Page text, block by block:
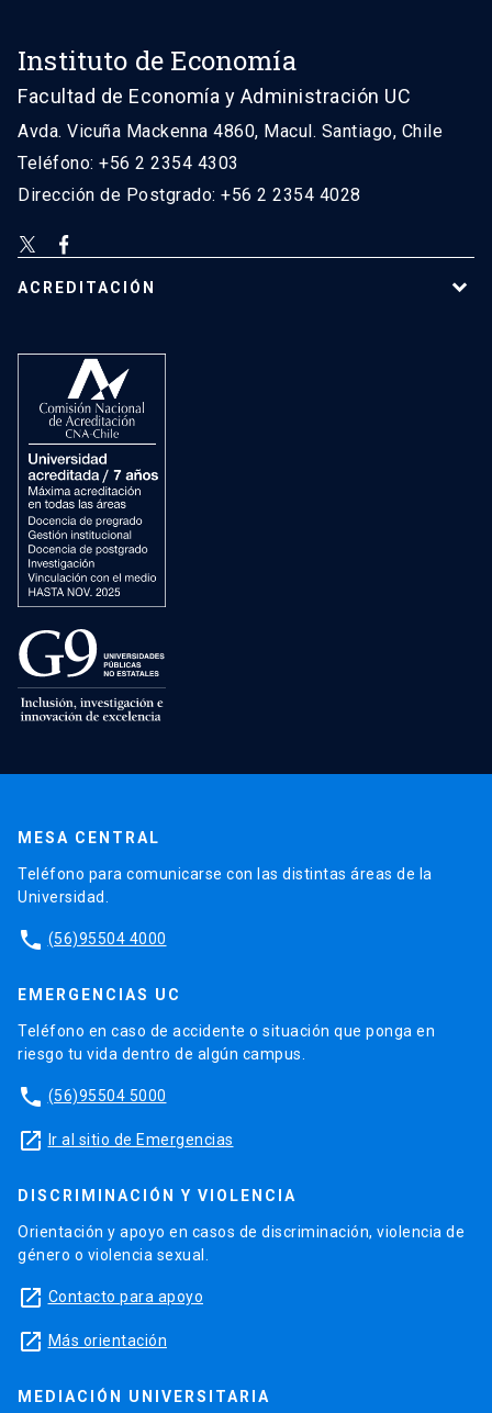
Instituto de Economía
Facultad de Economía y Administración UC
Avda. Vicuña Mackenna 4860, Macul. Santiago, Chile
Teléfono: +56 2 2354 4303
Dirección de Postgrado: +56 2 2354 4028
ACREDITACIÓN
MESA CENTRAL
Teléfono para comunicarse con las distintas áreas de la
Universidad.
phone (56)95504 4000
EMERGENCIAS UC
Teléfono en caso de accidente o situación que ponga en
riesgo tu vida dentro de algún campus.
phone (56)95504 5000
launch Ir al sitio de Emergencias
DISCRIMINACIÓN Y VIOLENCIA
Orientación y apoyo en casos de discriminación, violencia de
género o violencia sexual.
launch Contacto para apoyo
launch Más orientación
MEDIACIÓN UNIVERSITARIA